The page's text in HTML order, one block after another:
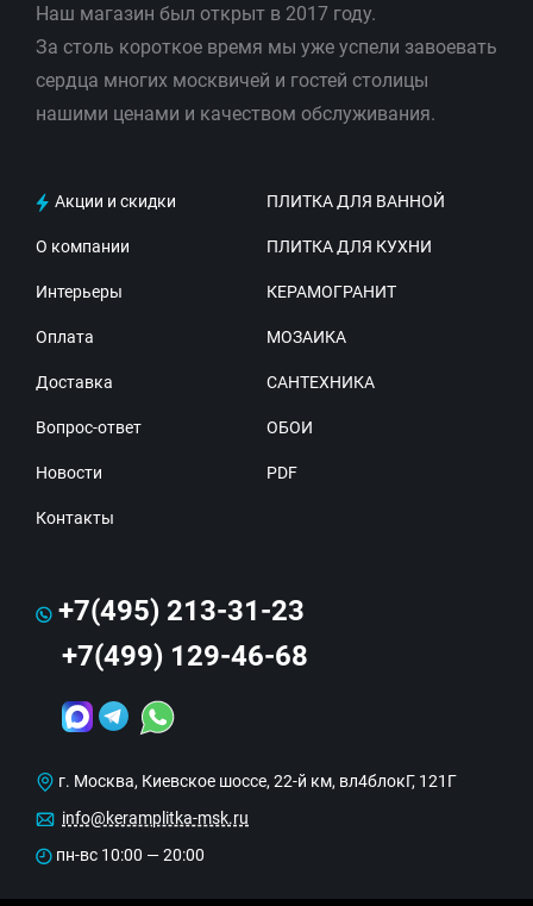
Наш магазин был открыт в 2017 году.
За столь короткое время мы уже успели завоевать
сердца многих москвичей и гостей столицы
нашими ценами и качеством обслуживания.
Акции и скидки
О компании
Интерьеры
Оплата
Доставка
Вопрос-ответ
Новости
Контакты
ПЛИТКА ДЛЯ ВАННОЙ
ПЛИТКА ДЛЯ КУХНИ
КЕРАМОГРАНИТ
МОЗАИКА
САНТЕХНИКА
ОБОИ
PDF
+7(495) 213-31-23
+7(499) 129-46-68
г. Москва, Киевское шоссе, 22-й км, вл4блокГ, 121Г
info@keramplitka-msk.ru
пн-вс 10:00 — 20:00